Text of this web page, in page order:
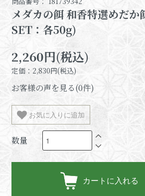
メダカの餌 和香特選めだか
SET：各50g)
2,260円(税込)
定価：2,830円(税込)
お客様の声を見る(0件)
お気に入りに追加
数量
カートに入れる